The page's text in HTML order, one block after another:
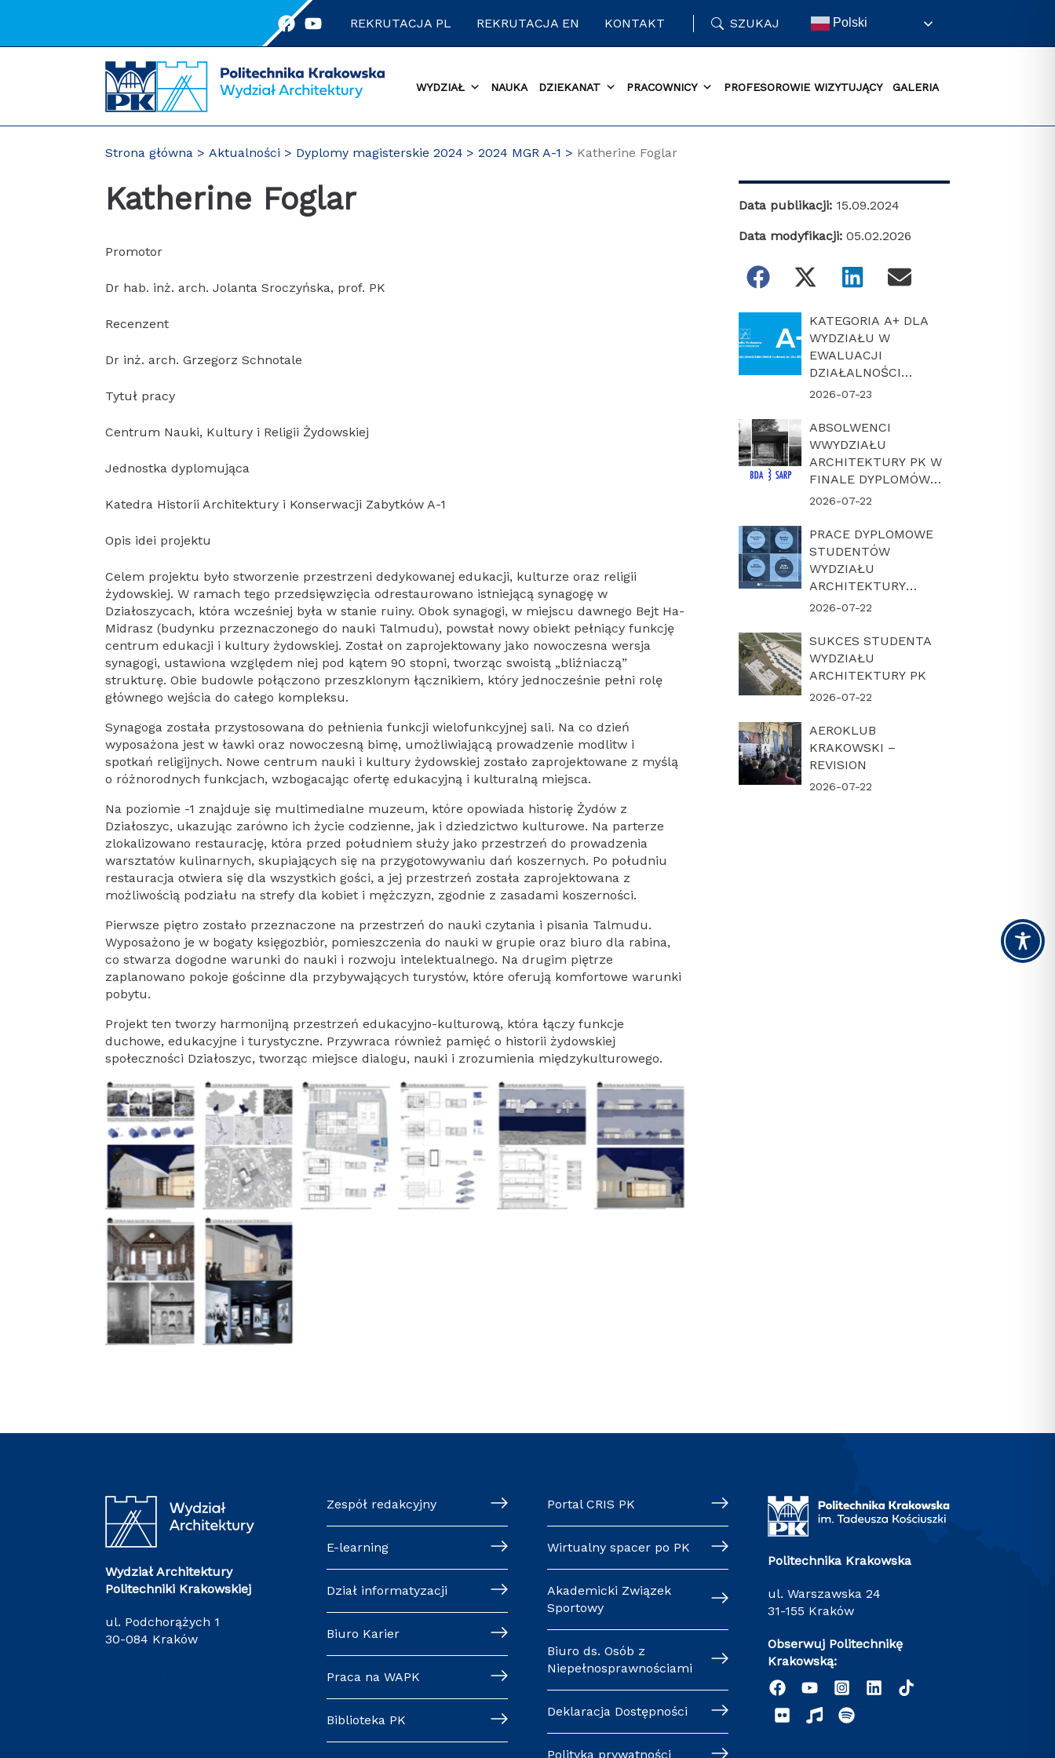
REKRUTACJA PL REKRUTACJA EN KONTAKT SZUKAJ Polski
WYDZIAŁ NAUKA DZIEKANAT PRACOWNICY PROFESOROWIE WIZYTUJĄCY GALERIA
Strona główna Aktualności Dyplomy magisterskie 2024 2024 MGR A-1 Katherine Foglar
Katherine Foglar
Promotor
Dr hab. inż. arch. Jolanta Sroczyńska, prof. PK
Recenzent
Dr inż. arch. Grzegorz Schnotale
Tytuł pracy
Centrum Nauki, Kultury i Religii Żydowskiej
Jednostka dyplomująca
Katedra Historii Architektury i Konserwacji Zabytków A-1
Opis idei projektu
Celem projektu było stworzenie przestrzeni dedykowanej edukacji, kulturze oraz religii
żydowskiej. W ramach tego przedsięwzięcia odrestaurowano istniejącą synagogę w
Działoszycach, która wcześniej była w stanie ruiny. Obok synagogi, w miejscu dawnego Bejt Ha-
Midrasz (budynku przeznaczonego do nauki Talmudu), powstał nowy obiekt pełniący funkcję
centrum edukacji i kultury żydowskiej. Został on zaprojektowany jako nowoczesna wersja
synagogi, ustawiona względem niej pod kątem 90 stopni, tworząc swoistą „bliźniaczą”
strukturę. Obie budowle połączono przeszklonym łącznikiem, który jednocześnie pełni rolę
głównego wejścia do całego kompleksu.
Synagoga została przystosowana do pełnienia funkcji wielofunkcyjnej sali. Na co dzień
wyposażona jest w ławki oraz nowoczesną bimę, umożliwiającą prowadzenie modlitw i
spotkań religijnych. Nowe centrum nauki i kultury żydowskiej zostało zaprojektowane z myślą
o różnorodnych funkcjach, wzbogacając ofertę edukacyjną i kulturalną miejsca.
Na poziomie -1 znajduje się multimedialne muzeum, które opowiada historię Żydów z
Działoszyc, ukazując zarówno ich życie codzienne, jak i dziedzictwo kulturowe. Na parterze
zlokalizowano restaurację, która przed południem służy jako przestrzeń do prowadzenia
warsztatów kulinarnych, skupiających się na przygotowywaniu dań koszernych. Po południu
restauracja otwiera się dla wszystkich gości, a jej przestrzeń została zaprojektowana z
możliwością podziału na strefy dla kobiet i mężczyzn, zgodnie z zasadami koszerności.
Pierwsze piętro zostało przeznaczone na przestrzeń do nauki czytania i pisania Talmudu.
Wyposażono je w bogaty księgozbiór, pomieszczenia do nauki w grupie oraz biuro dla rabina,
co stwarza dogodne warunki do nauki i rozwoju intelektualnego. Na drugim piętrze
zaplanowano pokoje gościnne dla przybywających turystów, które oferują komfortowe warunki
pobytu.
Projekt ten tworzy harmonijną przestrzeń edukacyjno-kulturową, która łączy funkcje
duchowe, edukacyjne i turystyczne. Przywraca również pamięć o historii żydowskiej
społeczności Działoszyc, tworząc miejsce dialogu, nauki i zrozumienia międzykulturowego.
Data publikacji: 15.09.2024
Data modyfikacji: 05.02.2026
KATEGORIA A+ DLA
WYDZIAŁU W
EWALUACJI
DZIAŁALNOŚCI
NAUKOWEJ W
2026-07-23
ABSOLWENCI
WWYDZIAŁU
ARCHITEKTURY PK W
FINALE DYPLOMÓW
ROKU BDA-SARP 2026
2026-07-22
PRACE DYPLOMOWE
STUDENTÓW
WYDZIAŁU
ARCHITEKTURY
POLITECHNIKI
FINALE KONKURSU
„DYPLOM Z
ARCHICADEM 2026”
2026-07-22
SUKCES STUDENTA
WYDZIAŁU
ARCHITEKTURY PK
2026-07-22
AEROKLUB
KRAKOWSKI –
REVISION
2026-07-22
Wydział Architektury
Politechniki Krakowskiej
ul. Podchorążych 1
30-084 Kraków
Zespół redakcyjny
E-learning
Dział informatyzacji
Biuro Karier
Praca na WAPK
Biblioteka PK
Portal CRIS PK
Wirtualny spacer po PK
Akademicki Związek
Sportowy
Biuro ds. Osób z
Niepełnosprawnościami
Deklaracja Dostępności
Polityka prywatności
Politechnika Krakowska
ul. Warszawska 24
31-155 Kraków
Obserwuj Politechnikę
Krakowską: